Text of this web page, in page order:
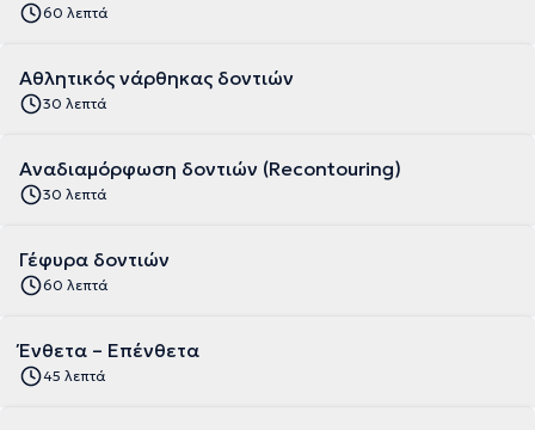
60 λεπτά
Aθλητικός νάρθηκας δοντιών
30 λεπτά
Αναδιαμόρφωση δοντιών (Recontouring)
30 λεπτά
Γέφυρα δοντιών
60 λεπτά
Ένθετα – Επένθετα
45 λεπτά